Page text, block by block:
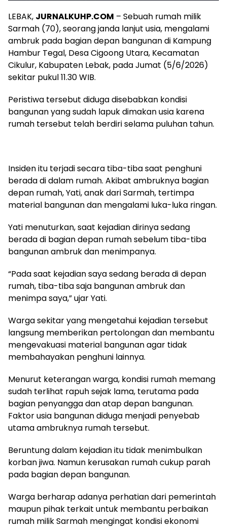
LEBAK, JURNALKUHP.COM – Sebuah rumah milik
Sarmah (70), seorang janda lanjut usia, mengalami
ambruk pada bagian depan bangunan di Kampung
Hambur Tegal, Desa Cigoong Utara, Kecamatan
Cikulur, Kabupaten Lebak, pada Jumat (5/6/2026)
sekitar pukul 11.30 WIB.
Peristiwa tersebut diduga disebabkan kondisi
bangunan yang sudah lapuk dimakan usia karena
rumah tersebut telah berdiri selama puluhan tahun.
Insiden itu terjadi secara tiba-tiba saat penghuni
berada di dalam rumah. Akibat ambruknya bagian
depan rumah, Yati, anak dari Sarmah, tertimpa
material bangunan dan mengalami luka-luka ringan.
Yati menuturkan, saat kejadian dirinya sedang
berada di bagian depan rumah sebelum tiba-tiba
bangunan ambruk dan menimpanya.
“Pada saat kejadian saya sedang berada di depan
rumah, tiba-tiba saja bangunan ambruk dan
menimpa saya,” ujar Yati.
Warga sekitar yang mengetahui kejadian tersebut
langsung memberikan pertolongan dan membantu
mengevakuasi material bangunan agar tidak
membahayakan penghuni lainnya.
Menurut keterangan warga, kondisi rumah memang
sudah terlihat rapuh sejak lama, terutama pada
bagian penyangga dan atap depan bangunan.
Faktor usia bangunan diduga menjadi penyebab
utama ambruknya rumah tersebut.
Beruntung dalam kejadian itu tidak menimbulkan
korban jiwa. Namun kerusakan rumah cukup parah
pada bagian depan bangunan.
Warga berharap adanya perhatian dari pemerintah
maupun pihak terkait untuk membantu perbaikan
rumah milik Sarmah mengingat kondisi ekonomi